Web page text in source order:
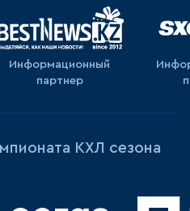
Информационный
партнер
КХЛ сезона